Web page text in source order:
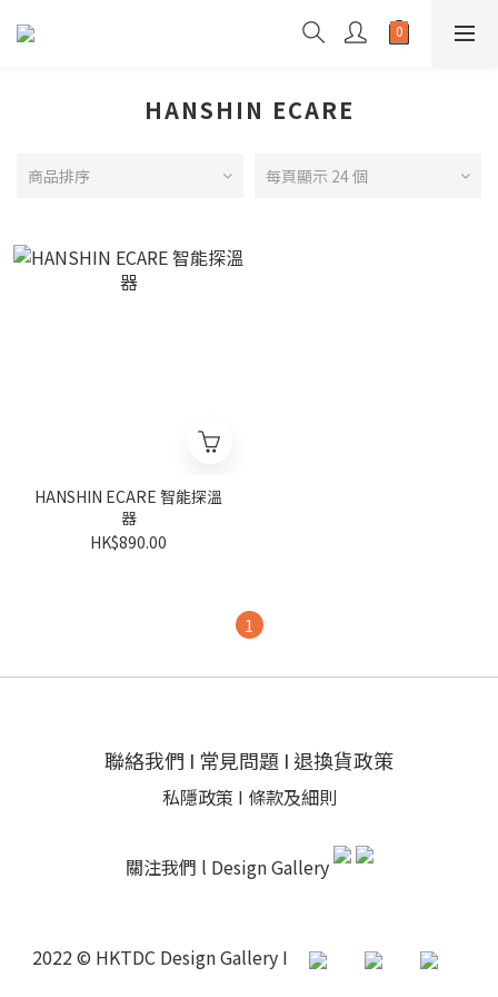
HANSHIN ECARE
商品排序 每頁顯示 24 個
HANSHIN ECARE 智能探溫
器
HK$890.00
1
聯絡我們 I 常見問題 I 退換貨政策
私隱政策 I 條款及細則
關注我們 l Design Gallery
2022 © HKTDC Design Gallery I